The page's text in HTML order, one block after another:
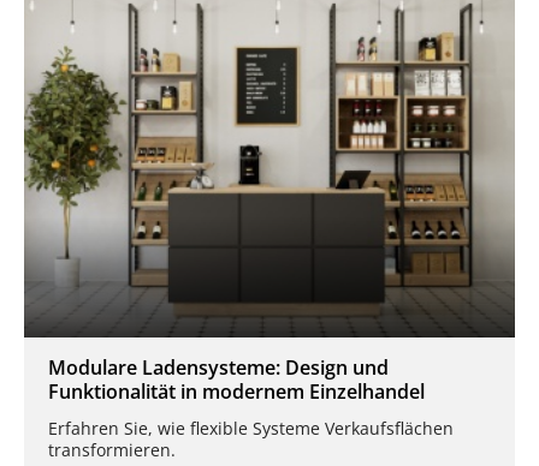
Modulare Ladensysteme: Design und
Funktionalität in modernem Einzelhandel
Erfahren Sie, wie flexible Systeme Verkaufsflächen
transformieren.